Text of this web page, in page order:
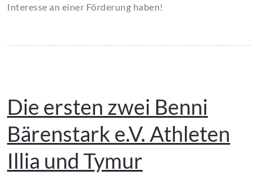
Interesse an einer Förderung haben!
Die ersten zwei Benni
Bärenstark e.V. Athleten
Illia und Tymur